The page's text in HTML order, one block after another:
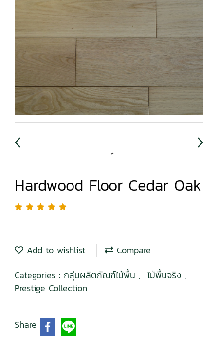
Hardwood Floor Cedar Oak
Add to wishlist
Compare
Categories : กลุ่มผลิตภัณฑ์ไม้พื้น , ไม้พื้นจริง ,
Prestige Collection
Share